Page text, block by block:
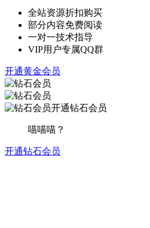
全站资源折扣购买
部分内容免费阅读
一对一技术指导
VIP用户专属QQ群
开通黄金会员
开通钻石会员
喵喵喵？
开通钻石会员